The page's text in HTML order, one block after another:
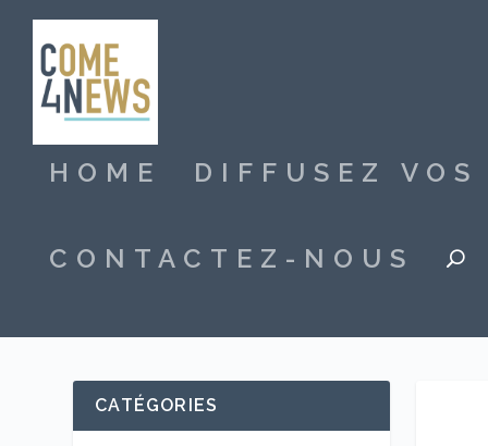
HOME DIFFUSEZ
CONTACTEZ-NOUS
CATÉGORIES